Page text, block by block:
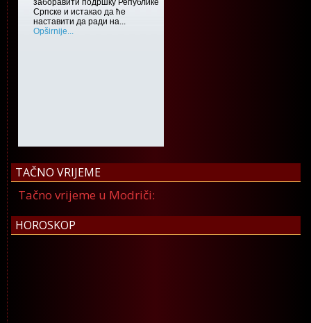
TAČNO VRIJEME
Tačno vrijeme u Modriči:
HOROSKOP